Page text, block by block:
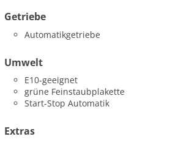
Getriebe
Automatikgetriebe
Umwelt
E10-geeignet
grüne Feinstaubplakette
Start-Stop Automatik
Extras